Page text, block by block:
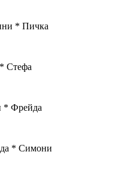
* Пичка
Стефа
* Фрейда
* Симони